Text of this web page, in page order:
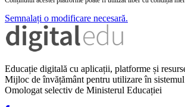
Semnalați o modificare necesară.
Educație digitală cu aplicații, platforme și
Mijloc de învățământ pentru utilizare în
Omologat selectiv de Ministerul Educației